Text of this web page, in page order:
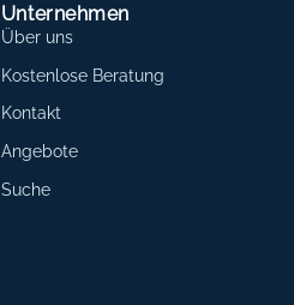
Unternehmen
Über uns
Kostenlose Beratung
Kontakt
Angebote
Suche